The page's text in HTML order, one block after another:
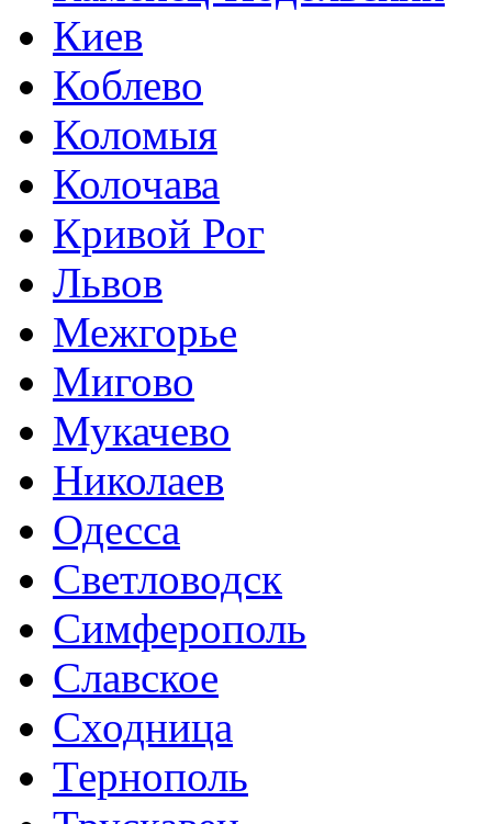
Киев
Коблево
Коломыя
Колочава
Кривой Рог
Львов
Межгорье
Мигово
Мукачево
Николаев
Одесса
Светловодск
Симферополь
Славское
Сходница
Тернополь